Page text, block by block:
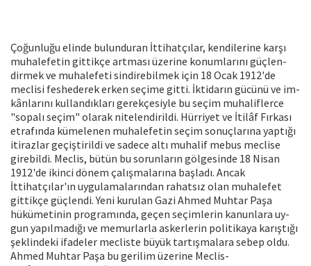
Çoğunluğu elinde bulunduran İttihat­çılar, kendilerine karşı
muhalefetin gittik­çe artması üzerine konumlarını güçlen­
dirmek ve muhalefeti sindirebilmek için 18 Ocak 1912'de
meclisi feshederek er­ken seçime gitti. İktidarın gücünü ve im­
kânlarını kullandıkları gerekçesiyle bu se­çim muhaliflerce
"sopalı seçim" olarak nitelendirildi. Hürriyet ve İtilâf Fırkası
etrafında kümelenen muhalefetin seçim sonuçlarına yaptığı
itirazlar geçiştirildi ve sadece altı muhalif mebus meclise
gire­bildi. Meclis, bütün bu sorunların gölge­sinde 18 Nisan
1912'de ikinci dönem ça­lışmalarına başladı. Ancak
İttihatçılar'ın uygulamalarından rahatsız olan muhale­fet
gittikçe güçlendi. Yeni kurulan Gazi Ahmed Muhtar Paşa
hükümetinin prog­ramında, geçen seçimlerin kanunlara uy­
gun yapılmadığı ve memurlarla askerle­rin politikaya karıştığı
şeklindeki ifadeler mecliste büyük tartışmalara sebep oldu.
Ahmed Muhtar Paşa bu gerilim üzerine Meclis-